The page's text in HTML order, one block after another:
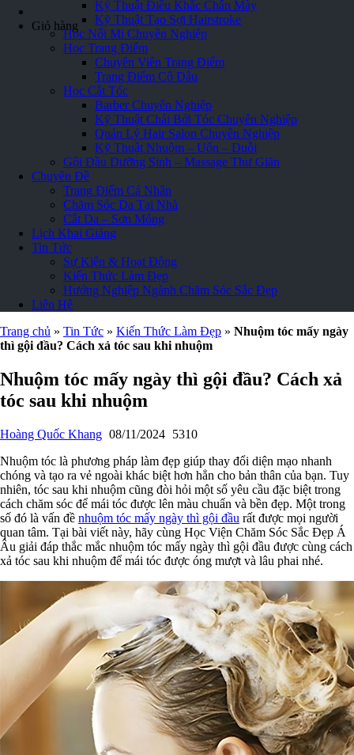
Loading...
Giỏ hàng
Kỹ Thuật Điêu Khắc Chân Mày
Kỹ Thuật Tạo Sợi Hairstroke
Học Nối Mi Chuyên Nghiệp
Học Trang Điểm
Chuyên Viên Trang Điểm
Trang Điểm Cô Dâu
Học Cắt Tóc
Barber Chuyên Nghiệp
Kỹ Thuật Chải Bới Tóc Chuyên Nghiệp
Quản Lý Hair Salon Chuyên Nghiệp
Kỹ Thuật Nhuộm – Uốn – Duỗi
Gội Đầu Dưỡng Sinh – Massage Thư Giãn
Chuyên Đề
Trang Điểm Cá Nhân
Chăm Sóc Da Tại Nhà
Cắt Da – Sơn Móng
Lịch Khai Giảng
Tin Tức
Sự Kiện & Hoạt Động
Kiến Thức Làm Đẹp
Hướng Nghiệp Ngành Chăm Sóc Sắc Đẹp
Liên Hệ
Trang chủ » Tin Tức » Kiến Thức Làm Đẹp » Nhuộm tóc mấy ngày
thì gội đầu? Cách xả tóc sau khi nhuộm
Nhuộm tóc mấy ngày thì gội đầu? Cách xả
tóc sau khi nhuộm
Hoàng Quốc Khang 08/11/2024 5310
Nhuộm tóc là phương pháp làm đẹp giúp thay đổi diện mạo nhanh
chóng và tạo ra vẻ ngoài khác biệt hơn hẳn cho bản thân của bạn. Tuy
nhiên, tóc sau khi nhuộm cũng đòi hỏi một số yêu cầu đặc biệt trong
cách chăm sóc để mái tóc được lên màu chuẩn và bền đẹp. Một trong
số đó là vấn đề nhuộm tóc mấy ngày thì gội đầu rất được mọi người
quan tâm. Tại bài viết này, hãy cùng Học Viện Chăm Sóc Sắc Đẹp Á
Âu giải đáp thắc mắc nhuộm tóc mấy ngày thì gội đầu được cùng cách
xả tóc sau khi nhuộm để mái tóc được óng mượt và lâu phai nhé.